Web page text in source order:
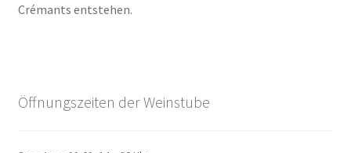
Crémants entstehen.
Öffnungszeiten der Weinstube